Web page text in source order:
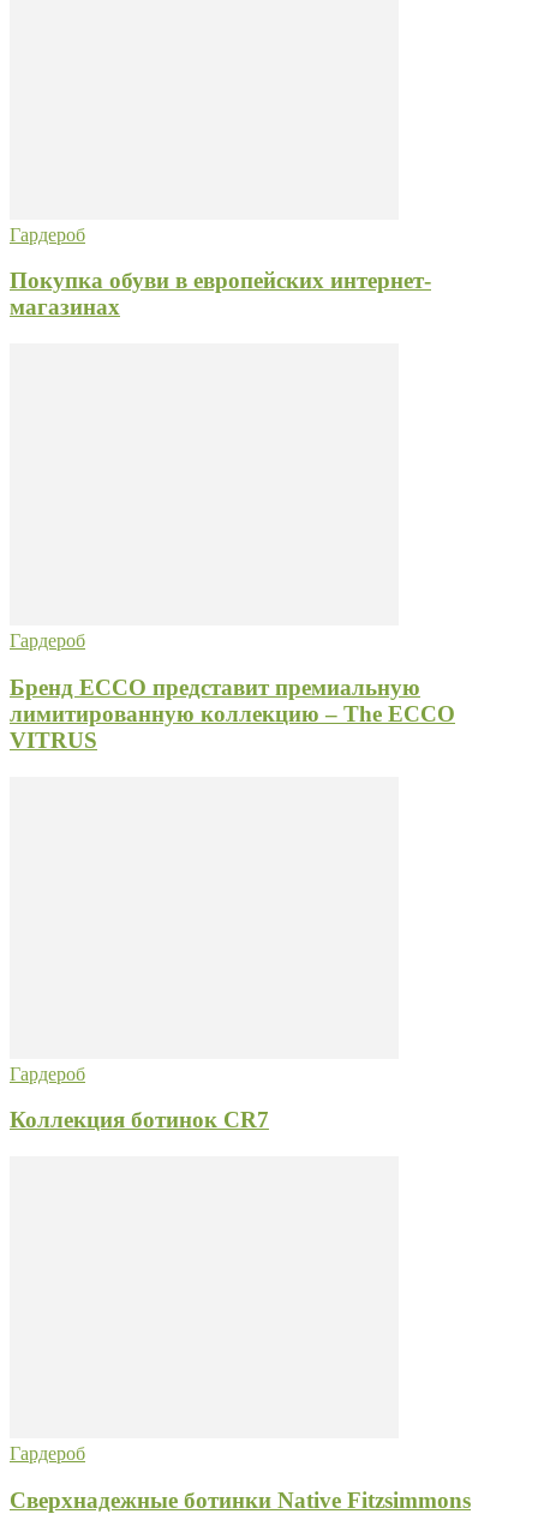
Гардероб
Покупка обуви в европейских интернет-
магазинах
Гардероб
Бренд ECCO представит премиальную
лимитированную коллекцию – The ECCO
VITRUS
Гардероб
Коллекция ботинок CR7
Гардероб
Сверхнадежные ботинки Native Fitzsimmons